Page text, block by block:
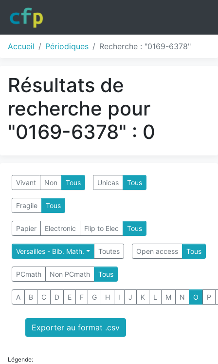
Accueil Périodiques Recherche : "0169-6378"
Résultats de
recherche pour
"0169-6378" : 0
Vivant Non Tous Unicas Tous
Fragile Tous
Papier Electronic Flip to Elec Tous
Versailles - Bib. Math. Toutes Open access Tous
PCmath Non PCmath Tous
A B C D E F G H I J K L M N O P
Exporter au format .csv
Légende: